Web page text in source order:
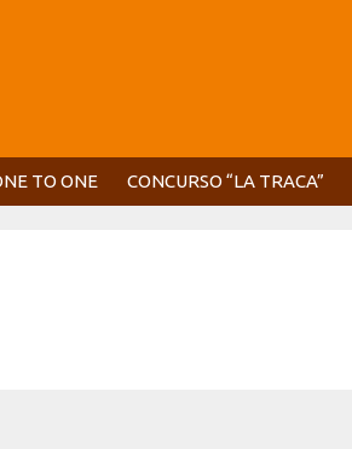
TO ONE CONCURSO “LA TRACA”